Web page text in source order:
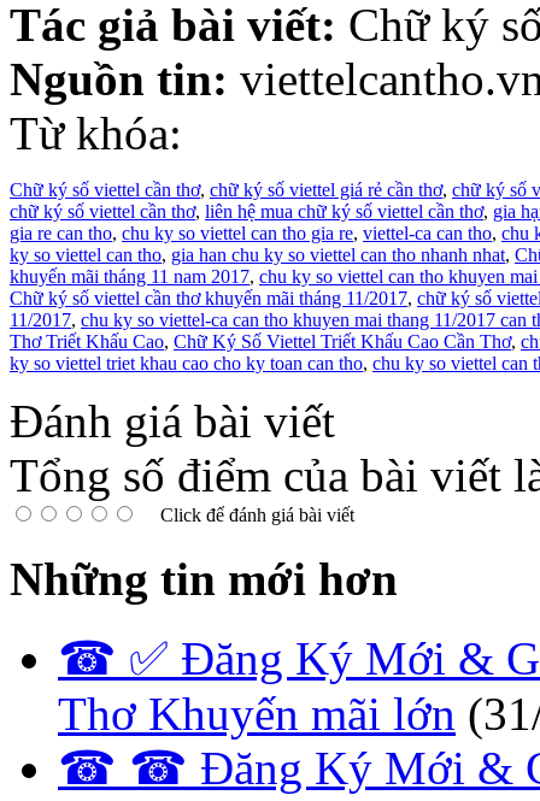
Tác giả bài viết: Chữ ký
Nguồn tin:
Từ khóa:
Chữ ký số viettel cần thơ, chữ ký số viettel giá rẻ cần thơ, chữ ký số
chữ ký số viettel cần thơ, liên hệ mua chữ ký số viettel cần thơ, gia
gia re can tho, chu ky so viettel can tho gia re, viettel-ca can tho, chu
ky so viettel can tho, gia han chu ky so viettel can tho nhanh nhat,
khuyến mãi tháng 11 nam 2017, chu ky so viettel can tho khuyen
Chữ ký số viettel cần thơ khuyến mãi tháng 11/2017, chữ ký số
11/2017, chu ky so viettel-ca can tho khuyen mai thang 11/2017 can
Thơ Triết Khấu Cao, Chữ Ký Số Viettel Triết Khấu Cao Cần Thơ,
ky so viettel triet khau cao cho ky toan can tho, chu ky so viettel can
Đánh giá bài viết
Tổng số điểm của bài viết
Click để đánh giá bài viết
Những tin mới hơn
☎ ✅‎ Đăng Ký Mới &
Thơ Khuyến mãi lớn
☎ ☎ Đăng Ký Mới &